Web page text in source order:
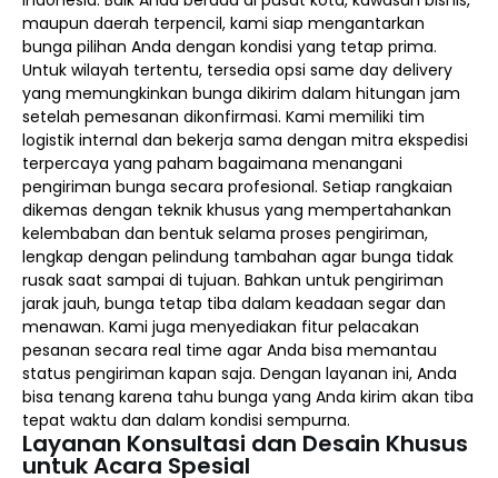
maupun daerah terpencil, kami siap mengantarkan
bunga pilihan Anda dengan kondisi yang tetap prima.
Untuk wilayah tertentu, tersedia opsi same day delivery
yang memungkinkan bunga dikirim dalam hitungan jam
setelah pemesanan dikonfirmasi. Kami memiliki tim
logistik internal dan bekerja sama dengan mitra ekspedisi
terpercaya yang paham bagaimana menangani
pengiriman bunga secara profesional. Setiap rangkaian
dikemas dengan teknik khusus yang mempertahankan
kelembaban dan bentuk selama proses pengiriman,
lengkap dengan pelindung tambahan agar bunga tidak
rusak saat sampai di tujuan. Bahkan untuk pengiriman
jarak jauh, bunga tetap tiba dalam keadaan segar dan
menawan. Kami juga menyediakan fitur pelacakan
pesanan secara real time agar Anda bisa memantau
status pengiriman kapan saja. Dengan layanan ini, Anda
bisa tenang karena tahu bunga yang Anda kirim akan tiba
tepat waktu dan dalam kondisi sempurna.
Layanan Konsultasi dan Desain Khusus
untuk Acara Spesial